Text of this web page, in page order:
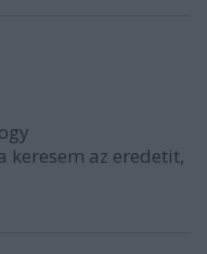
keresem az eredetit,